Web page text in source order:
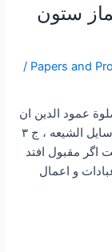
۱۴ “چرا نماز ستون
/
عمود الدين ان
قبلت قبل ما سواها و ان ردت رد ما سواها.» (‌وسايل الشيعه ، ج ۳
است اگر مقبول افتد
و اعمال